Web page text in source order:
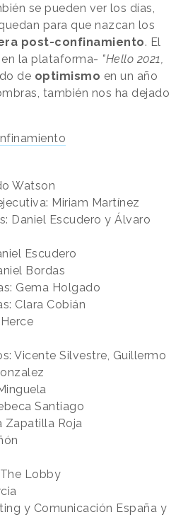
se pueden ver los días,
para que nazcan los
post-confinamiento. El
la plataforma- "Hello 2021,
de optimismo en un año
también nos ha dejado
Watson
Miriam Martínez
Daniel Escudero y Álvaro
Escudero
Bordas
Gema Holgado
Clara Cobián
Vicente Silvestre, Guillermo
Santiago
Zapatilla Roja
Lobby
y Comunicación España y